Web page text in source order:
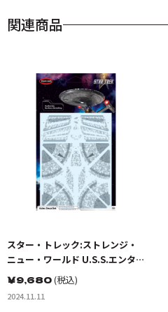
関連商品
スター・トレック:ストレンジ・
ニュー・ワールド U.S.S.エンタ
ープライズ用アズテックセット
￥9,680(税込)
2024.11.11